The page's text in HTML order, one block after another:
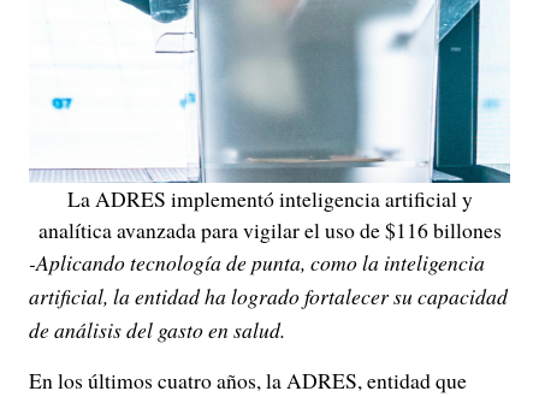
La ADRES implementó inteligencia artificial y
analítica avanzada para vigilar el uso de $116 billones
-Aplicando tecnología de punta, como la inteligencia
artificial, la entidad ha logrado fortalecer su capacidad
de análisis del gasto en salud.
En los últimos cuatro años, la ADRES, entidad que